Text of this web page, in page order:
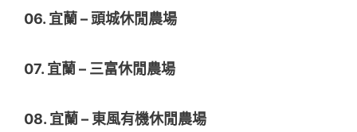
06. 宜蘭 – 頭城休閒農場
07. 宜蘭 – 三富休閒農場
08. 宜蘭 – 東風有機休閒農場